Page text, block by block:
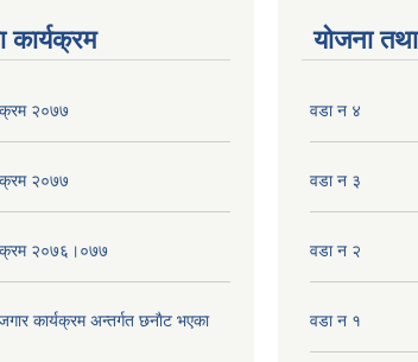
२०७७
२०७७
२०७६।०७७
कार्यक्रम अन्तर्गत छनाैट भएका
योजना
वडा न ४
वडा न ३
वडा न‌‍ २
वडा न १